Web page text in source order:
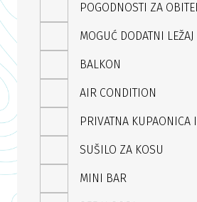
POGODNOSTI ZA
MOGUĆ DODATNI LEŽAJ
BALKON
AIR CONDITION
PRIVATNA KUPAONICA
SUŠILO ZA KOSU
MINI BAR